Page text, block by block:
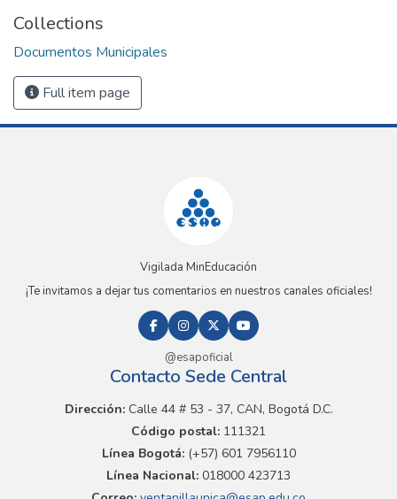
Collections
Documentos Municipales
Full item page
Vigilada MinEducación
¡Te invitamos a dejar tus comentarios en nuestros canales oficiales!
@esapoficial
Contacto Sede Central
Dirección:Calle 44 # 53 - 37, CAN, Bogotá D.C.
Código postal: 111321
Línea Bogotá:(+57) 601 7956110
Línea Nacional: 018000 423713